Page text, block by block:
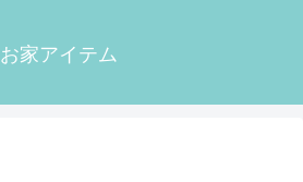
お家アイテム